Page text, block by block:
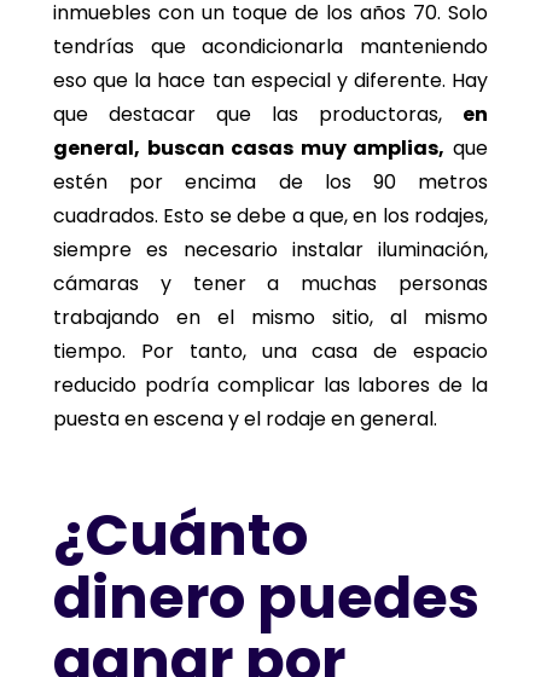
inmuebles con un toque de los años 70. Solo
tendrías que acondicionarla manteniendo
eso que la hace tan especial y diferente. Hay
que destacar que las productoras, en
general, buscan casas muy amplias, que
estén por encima de los 90 metros
cuadrados. Esto se debe a que, en los rodajes,
siempre es necesario instalar iluminación,
cámaras y tener a muchas personas
trabajando en el mismo sitio, al mismo
tiempo. Por tanto, una casa de espacio
reducido podría complicar las labores de la
puesta en escena y el rodaje en general.
¿Cuánto
dinero puedes
ganar por